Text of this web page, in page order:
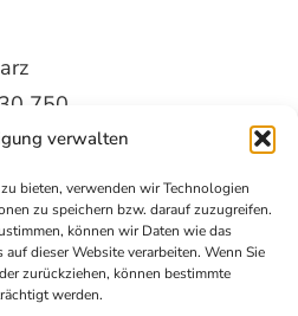
verwalten
bieten, verwenden wir Technologien
zu speichern bzw. darauf zuzugreifen.
können wir Daten wie das
dieser Website verarbeiten. Wenn Sie
zurückziehen, können bestimmte
werden.
750